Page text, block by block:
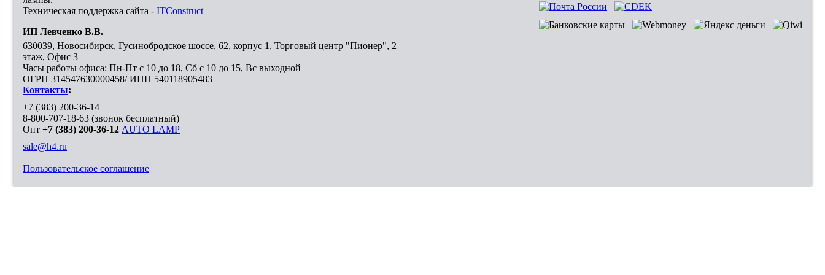
Техническая поддержка сайта - ITConstruct
ИП Левченко В.В.
630039, Новосибирск, Гусинобродское шоссе, 62, корпус 1, Торговый центр "Пионер", 2
этаж, Офис 3
Часы работы офиса: Пн-Пт с 10 до 18, Сб с 10 до 15, Вс выходной
ОГРН 314547630000458/ ИНН 540118905483
Контакты:
+7 (383) 200-36-14
8-800-707-18-63 (звонок бесплатный)
Опт +7 (383) 200-36-12 AUTO LAMP
sale@h4.ru
Пользовательское соглашение